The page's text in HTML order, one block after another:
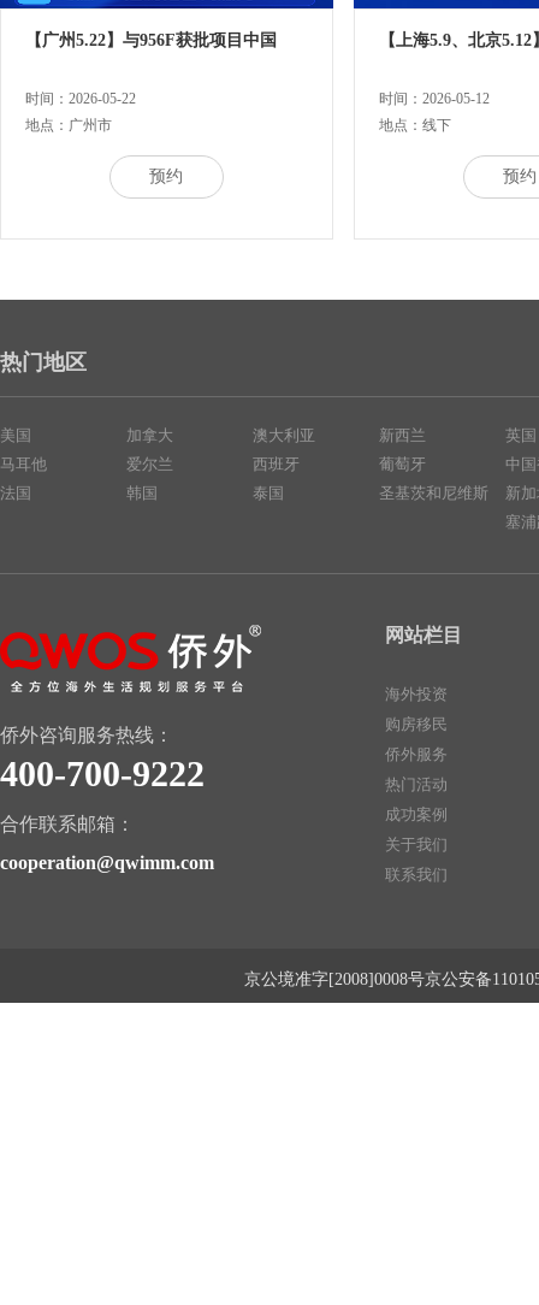
【广州5.22】与956F获批项目中国
时间：2026-05-22
地点：广州市
预约
【上海5.9、北京
时间：2026-05-12
地点：线下
预约
热门地区
美国
马耳他
法国
加拿大
爱尔兰
韩国
澳大利亚
西班牙
泰国
新西兰
葡萄牙
圣基茨和尼维斯
英国
中
新
塞
侨外咨询服务热线：
400-700-9222
合作联系邮箱：
cooperation@qwimm.com
网站栏目
海外投资
购房移民
侨外服务
热门活动
成功案例
关于我们
联系我们
京公境准字[2008]0008号京公安备